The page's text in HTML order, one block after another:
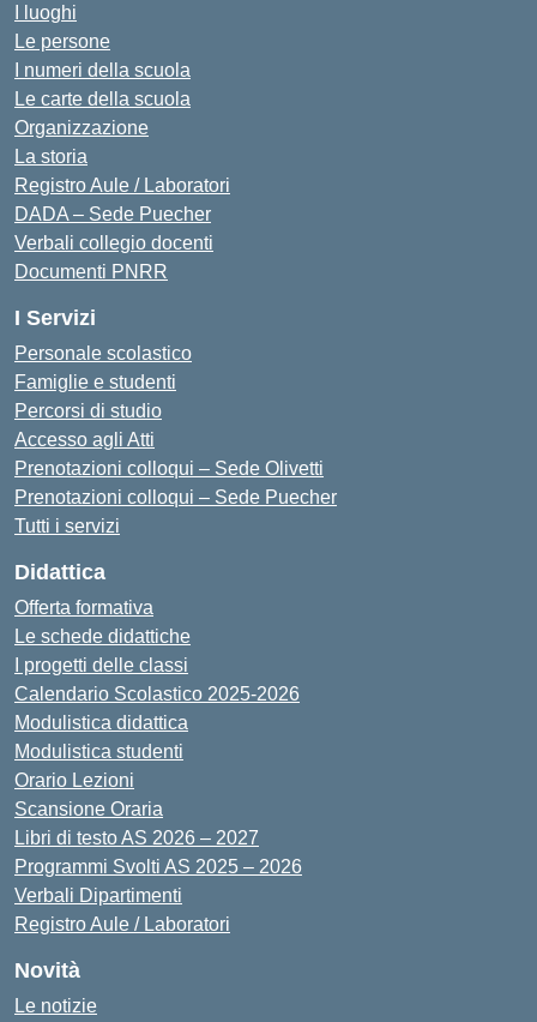
I luoghi
Le persone
I numeri della scuola
Le carte della scuola
Organizzazione
La storia
Registro Aule / Laboratori
DADA – Sede Puecher
Verbali collegio docenti
Documenti PNRR
I Servizi
Personale scolastico
Famiglie e studenti
Percorsi di studio
Accesso agli Atti
Prenotazioni colloqui – Sede Olivetti
Prenotazioni colloqui – Sede Puecher
Tutti i servizi
Didattica
Offerta formativa
Le schede didattiche
I progetti delle classi
Calendario Scolastico 2025-2026
Modulistica didattica
Modulistica studenti
Orario Lezioni
Scansione Oraria
Libri di testo AS 2026 – 2027
Programmi Svolti AS 2025 – 2026
Verbali Dipartimenti
Registro Aule / Laboratori
Novità
Le notizie